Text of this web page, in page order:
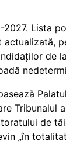
Lista
de
Tribunalul
de
„în